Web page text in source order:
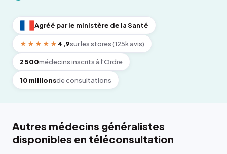
Agréé par le ministère de la Santé
★★★★★ 4,9sur les stores (125k avis)
2 500médecins inscrits à l'Ordre
10 millionsde consultations
Autres médecins généralistes
disponibles en téléconsultation